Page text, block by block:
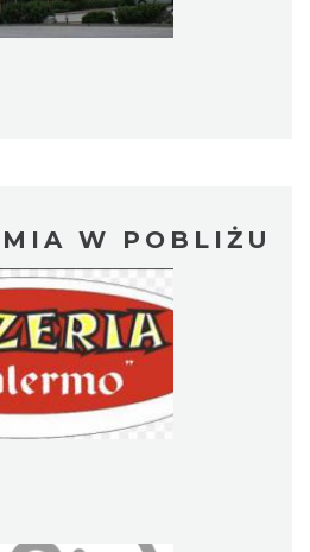
W POBLIŻU